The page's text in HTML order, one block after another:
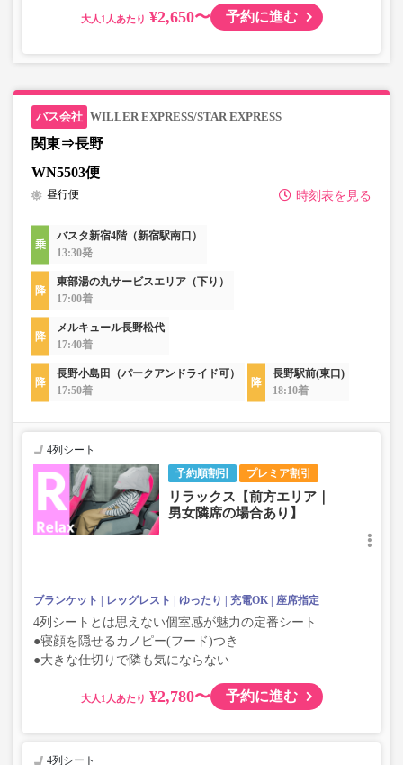
車をお断りする場合があります。
・最新の運行状況は運行会社HPを御覧ください。
大人 ¥2,650〜 予約に進む
WILLER EXPRESS/STAR EXPRESS
関東⇒長野
WN5503便
時刻表を見る
昼行便
バスタ新宿4階（新宿駅南口）
13:30発
東部湯の丸サービスエリア（下り）
17:00着
メルキュール長野松代
17:40着
長野小島田（パークアンドライド可）
17:50着
長野駅前(東口)
18:10着
予約順割引 プレミア割引
4列シート
リラックス【前方エリア｜
男女隣席の場合あり】
ブランケット レッグレスト ゆったり 充電OK 座席指定
4列シートとは思えない個室感が魅力の定番シート
●寝顔を隠せるカノピー(フード)つき
●大きな仕切りで隣も気にならない
大人 ¥2,780〜 予約に進む
4列シート